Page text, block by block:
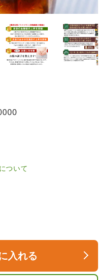
ついて
入れる